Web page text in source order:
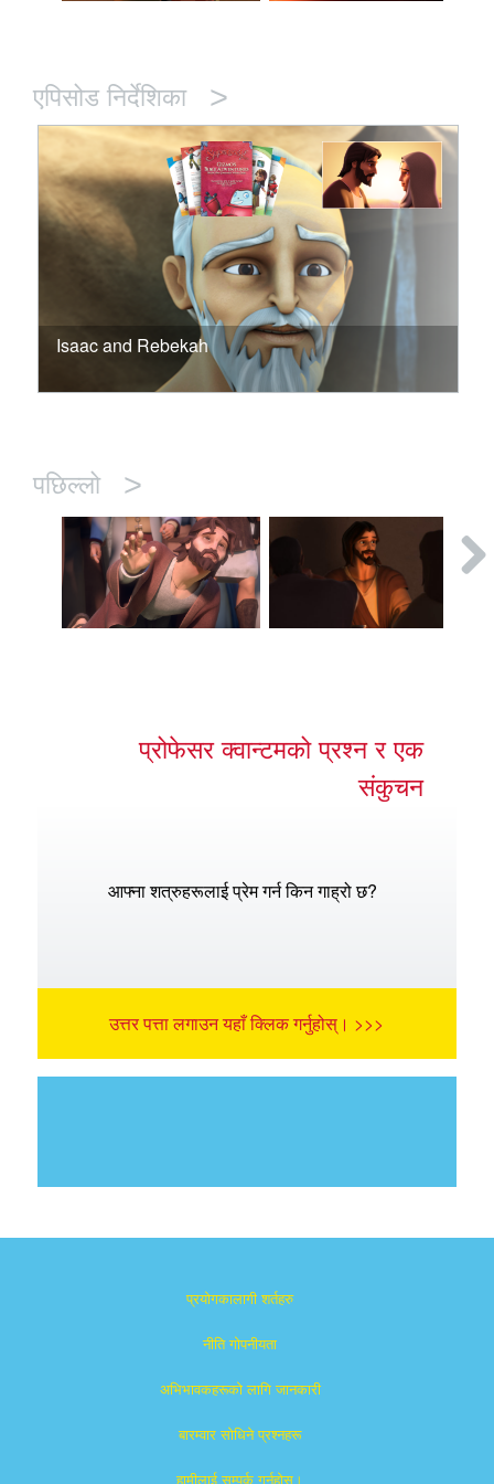
एपिसोड निर्देशिका >
Isaac and Rebekah
पछिल्लो >
प्रोफेसर क्वान्टमको प्रश्न र एक
संकुचन
आफ्ना शत्रुहरूलाई प्रेम गर्न किन गाह्रो छ?
उत्तर पत्ता लगाउन यहाँ क्लिक गर्नुहोस्। >>>
प्रयोगकालागी शर्तहरु
नीति गोपनीयता
अभिभावकहरूको लागि जानकारी
बारम्वार साेधिने प्रश्नहरू
हामीलाई सम्पर्क गर्नुहोस्।